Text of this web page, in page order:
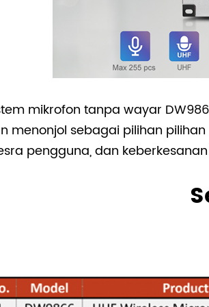
mikrofon tanpa wayar
menonjol sebagai pilihan
pengguna, dan keberkesanan